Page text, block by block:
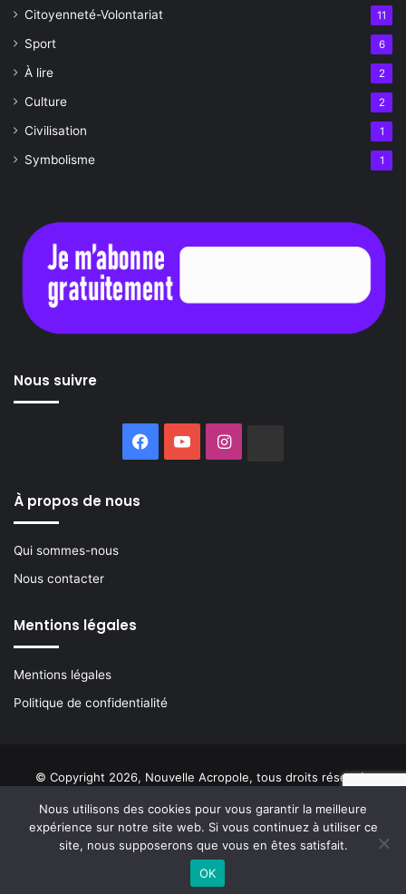
Citoyenneté-Volontariat 11
Sport 6
À lire 2
Culture 2
Civilisation 1
Symbolisme 1
Nous suivre
Facebook
YouTubeInstagram
À propos de nous
Qui sommes-nous
Nous contacter
Mentions légales
Mentions légales
Politique de confidentialité
© Copyright 2026, Nouvelle Acropole, tous droits réservés
FacebookYouTubeInstagramBuzzsprout
Nous utilisons des cookies pour vous garantir la meilleure
expérience sur notre site web. Si vous continuez à utiliser ce
site, nous supposerons que vous en êtes satisfait.
OK